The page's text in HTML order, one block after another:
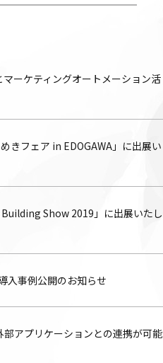
ーケティングオートメーション活
きフェア in EDOGAWA」に出展い
Show 2019」に出展いたし
入事例公開のお知らせ
アプリケーションとの連携が可能